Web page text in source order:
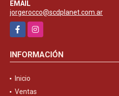
EMAIL
jorgerocco@scdplanet.com.ar
FacebookInstagram
INFORMACIÓN
Inicio
Ventas